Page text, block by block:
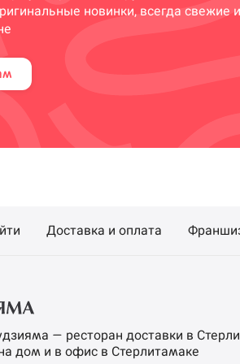
новинки, всегда свежие
Доставка и оплата
— ресторан доставки в
дом и в офис в Стерлитамаке